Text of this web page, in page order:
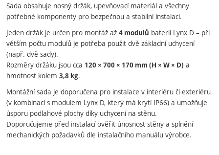
Sada obsahuje nosný držák, upevňovací materiál a všechny
potřebné komponenty pro bezpečnou a stabilní instalaci.
Jeden držák je určen pro montáž až4 modulů baterií Lynx D – při
větším počtu modulů je potřeba použit dvě základní uchycení
(např. dvě sady).
Rozměry držáku jsou cca 120 × 700 × 170 mm (H × W × D) a
hmotnost kolem3,8 kg.
Montážní sada je doporučena pro instalace v interiéru či exteriéru
(v kombinaci s modulem Lynx D, který má krytí IP66) a umožňuje
úsporu podlahové plochy díky uchycení na stěnu.
Doporučujeme před instalací ověřit únosnost stěny a splnění
mechanických požadavků dle instalačního manuálu výrobce.